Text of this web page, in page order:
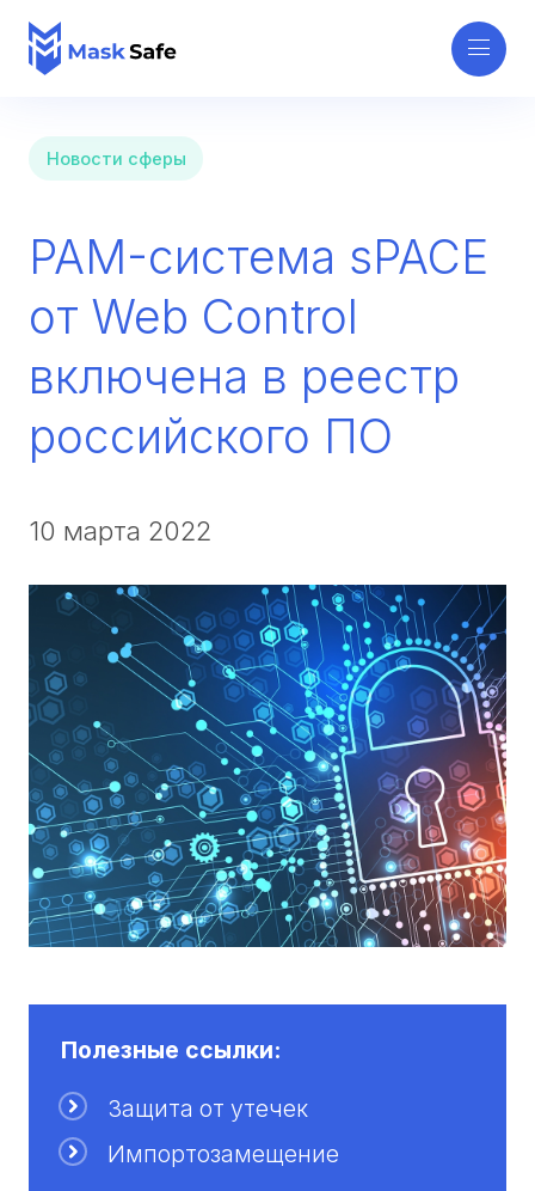
Новости сферы
PAM-система sPACE
от Web Control
включена в реестр
российского ПО
10 марта 2022
Полезные ссылки:
Защита от утечек
Импортозамещение